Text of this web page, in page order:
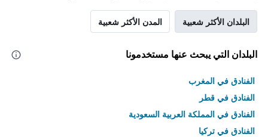
البلدان الأكثر شعبية المدن الأكثر شعبية
البلدان التي يبحث عنها مستخدمونا
الفنادق في المغرب
الفنادق في قطر
الفنادق في المملكة العربية السعودية
الفنادق في تركيا